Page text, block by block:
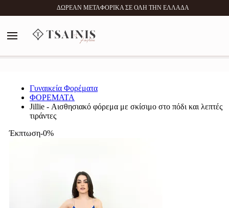
ΔΩΡΕΑΝ ΜΕΤΑΦΟΡΙΚΑ ΣΕ ΟΛΗ ΤΗΝ ΕΛΛΑΔΑ
MENU
Γυναικεία Φορέματα
ΦΟΡΕΜΑΤΑ
Jillie - Αισθησιακό φόρεμα με σκίσιμο στο πόδι και λεπτές
τιράντες
Έκπτωση-0%